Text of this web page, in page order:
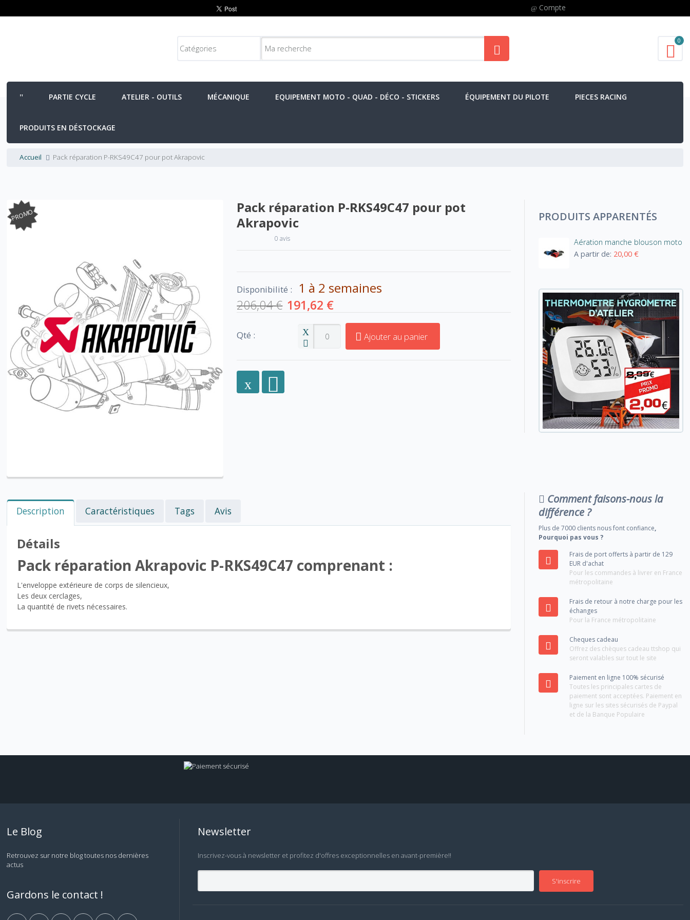
Compte
0
PARTIE CYCLE ATELIER - OUTILS MÉCANIQUE EQUIPEMENT MOTO - QUAD - DÉCO - STICKERS ÉQUIPEMENT DU PILOTE PIECES RACING
PRODUITS EN DÉSTOCKAGE
Accueil Pack réparation P-RKS49C47 pour pot Akrapovic
PROMO
Pack réparation P-RKS49C47 pour pot
Akrapovic
0 avis
Disponibilité : 1 à 2 semaines
206,04 € 191,62 €
Qté : Ajouter au panier
PRODUITS APPARENTÉS
Aération manche blouson moto
A partir de: 20,00 €
Description Caractéristiques Tags Avis
Détails
Pack réparation Akrapovic P-RKS49C47 comprenant :
L'enveloppe extérieure de corps de silencieux,
Les deux cerclages,
La quantité de rivets nécessaires.
Comment faisons-nous la
différence ?
Plus de 7000 clients nous font confiance,
Pourquoi pas vous ?
Frais de port offerts à partir de 129
EUR d'achat
Pour les commandes à livrer en France
métropolitaine
Frais de retour à notre charge pour les
échanges
Pour la France métropolitaine
Cheques cadeau
Offrez des chèques cadeau ttshop qui
seront valables sur tout le site
Paiement en ligne 100% sécurisé
Toutes les principales cartes de
paiement sont acceptées. Paiement en
ligne sur les sites sécurisés de Paypal
et de la Banque Populaire
Le Blog
Retrouvez sur notre blog toutes nos dernières
actus
Gardons le contact !
Newsletter
Inscrivez-vous à newsletter et profitez d'offres exceptionnelles en avant-première!!
S'inscrire